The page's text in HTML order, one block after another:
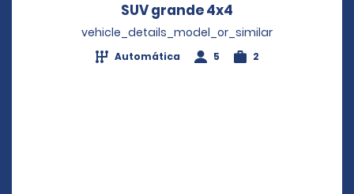
SUV grande 4x4
vehicle_details_model_or_similar
Automática 5 2